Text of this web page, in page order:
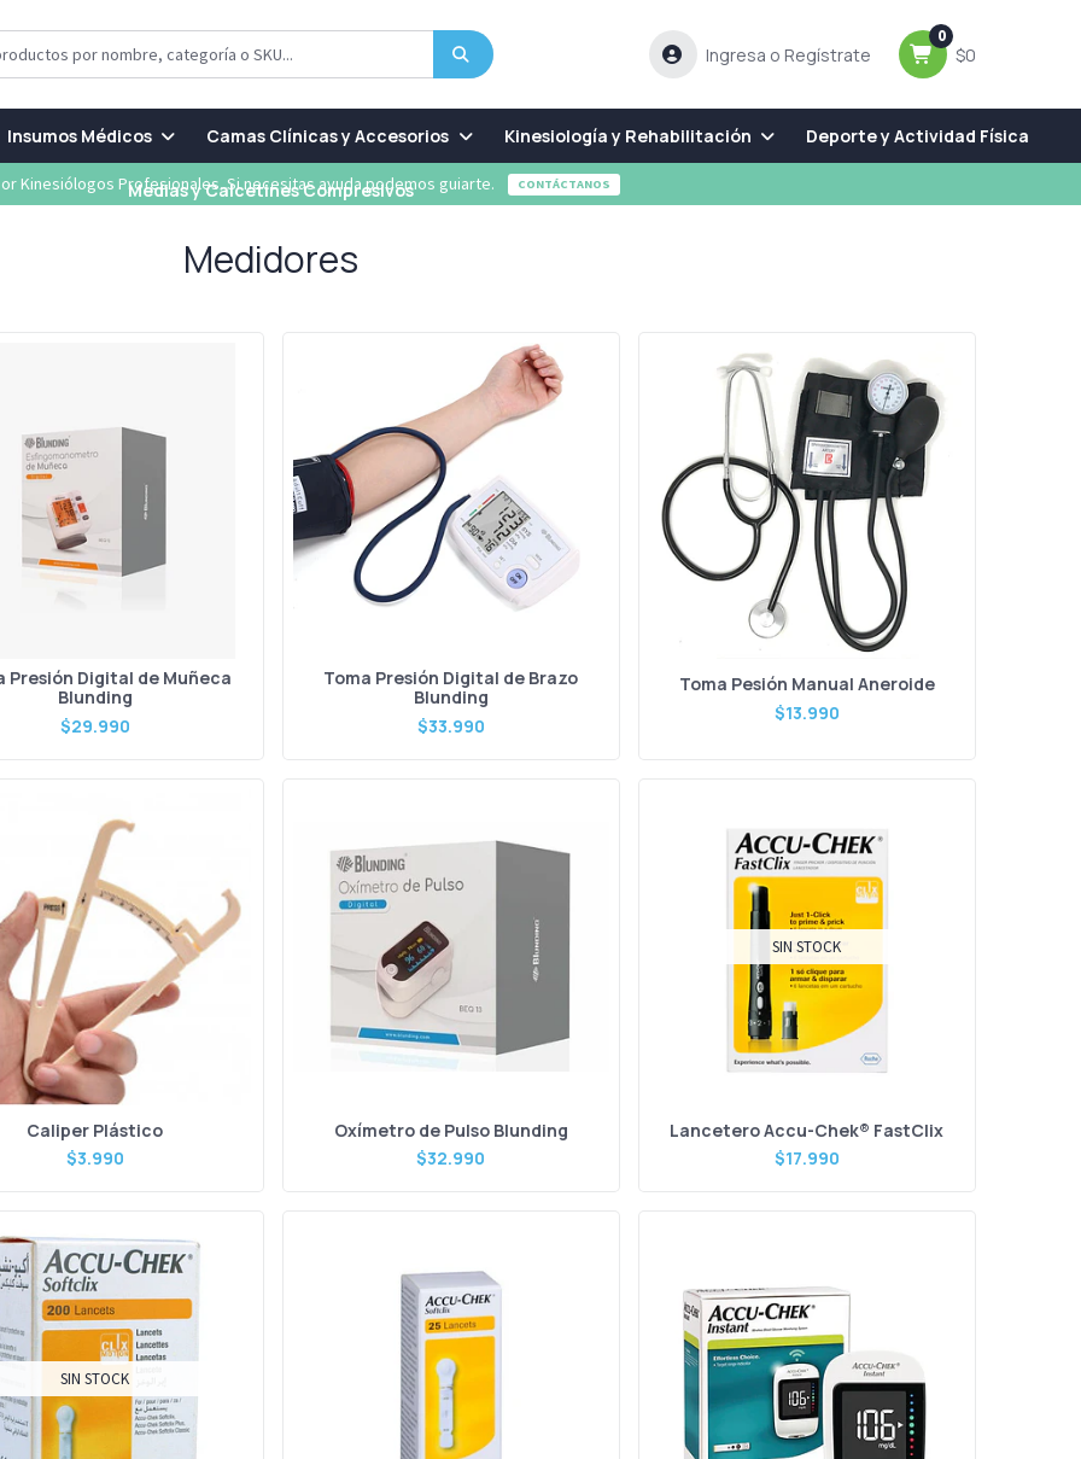
Ingresa o Regístrate
0
$0
Insumos Médicos Camas Clínicas y Accesorios Kinesiología y Rehabilitación Deporte y Actividad Física
Medias y Calcetines Compresivos
Kinesiólogos Profesionales. Si necesitas ayuda podemos guiarte. CONTÁCTANOS
Medidores
Presión Digital de Muñeca
Blunding
$29.990
Toma Presión Digital de Brazo
Blunding
$33.990
Toma Pesión Manual Aneroide
$13.990
Caliper Plástico
$3.990
Oxímetro de Pulso Blunding
$32.990
SIN STOCK
Lancetero Accu-Chek® FastClix
$17.990
SIN STOCK